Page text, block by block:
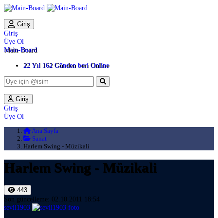
Giriş
Giriş
Üye Ol
Main-Board
22 Yıl 162 Günden beri Online
Giriş
Giriş
Üye Ol
Ana Sayfa
Sanat
Harlem Swing - Müzikali
Harlem Swing - Müzikali
443
Son güncelleme: 02.10.2011 18:54
sevil1903